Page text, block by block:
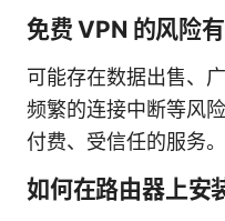
免费 VPN 的风险有
可能存在数据出售、
频繁的连接中断等风
付费、受信任的服务。
如何在路由器上安